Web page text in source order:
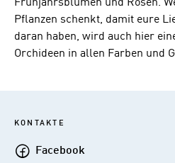
Frühjahrsblumen und Rosen.
Pflanzen schenkt, damit eure
daran haben, wird auch hier
Orchideen in allen Farben und
KONTAKTE
FacebookFacebook